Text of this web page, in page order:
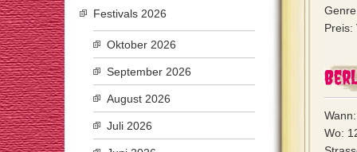
Preis:
Wo:
Festivals 2026
Oktober 2026
September 2026
August 2026
Juli 2026